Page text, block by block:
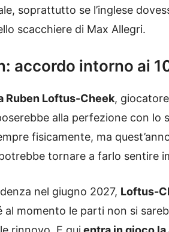
soprattutto se l’inglese
scacchiere di Max Allegri.
accordo intorno ai
Ruben Loftus-Cheek,
alla perfezione con lo
fisicamente, ma
tornare a farlo sentire
nel giugno 2027, Loftus-
al momento le parti non si